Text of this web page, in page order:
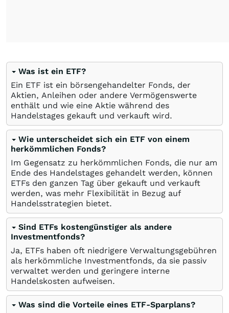
Was ist ein ETF?
Ein ETF ist ein börsengehandelter Fonds, der
Aktien, Anleihen oder andere Vermögenswerte
enthält und wie eine Aktie während des
Handelstages gekauft und verkauft wird.
Wie unterscheidet sich ein ETF von einem
herkömmlichen Fonds?
Im Gegensatz zu herkömmlichen Fonds, die nur am
Ende des Handelstages gehandelt werden, können
ETFs den ganzen Tag über gekauft und verkauft
werden, was mehr Flexibilität in Bezug auf
Handelsstrategien bietet.
Sind ETFs kostengünstiger als andere
Investmentfonds?
Ja, ETFs haben oft niedrigere Verwaltungsgebühren
als herkömmliche Investmentfonds, da sie passiv
verwaltet werden und geringere interne
Handelskosten aufweisen.
Was sind die Vorteile eines ETF-Sparplans?